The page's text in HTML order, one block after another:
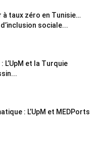
à taux zéro en Tunisie…
sociale...
L’UpM et la Turquie
: L’UpM et MEDPorts